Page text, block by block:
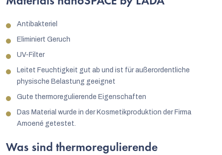
Antibakteriel
Eliminiert Geruch
UV-Filter
Leitet Feuchtigkeit gut ab und ist für außerordentliche
physische Belastung geeignet
Gute thermoregulierende Eigenschaften
Das Material wurde in der Kosmetikproduktion der Firma
Amoené getestet.
Was sind thermoregulierende